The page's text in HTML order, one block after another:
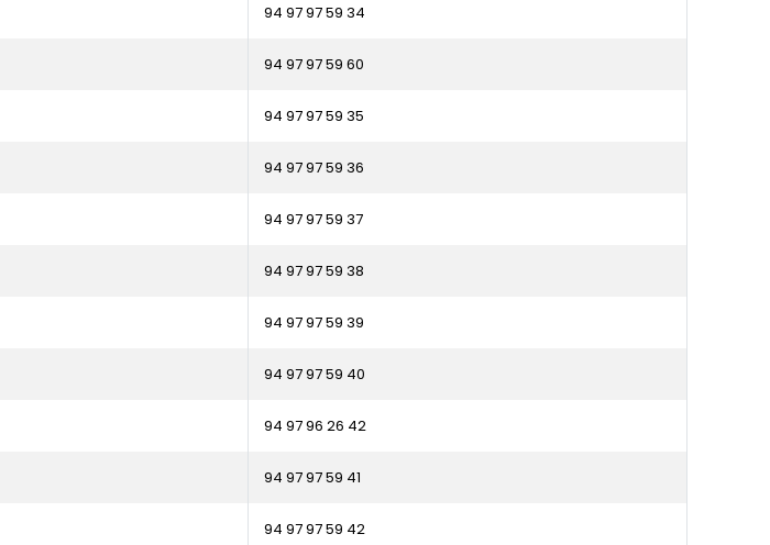
94 97 97 59 34
94 97 97 59 60
94 97 97 59 35
94 97 97 59 36
94 97 97 59 37
94 97 97 59 38
94 97 97 59 39
94 97 97 59 40
94 97 96 26 42
94 97 97 59 41
94 97 97 59 42